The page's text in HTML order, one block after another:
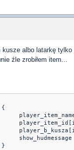
albo latarkę
źle zrobiłem item...
}